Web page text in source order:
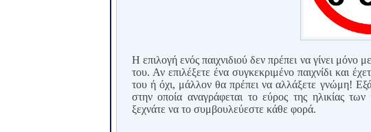
Η επιλογή ενός παιχνιδιού δεν πρέπει να γίνει μόνο
του. Αν επιλέξετε ένα συγκεκριμένο παιχνίδι και
του ή όχι, μάλλον θα πρέπει να αλλάξετε γνώμη!
στην οποία αναγράφεται το εύρος της ηλικίας
ξεχνάτε να το συμβουλεύεστε κάθε φορά.